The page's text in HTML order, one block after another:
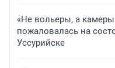
«Не вольеры, а
пожаловалась на
Уссурийске